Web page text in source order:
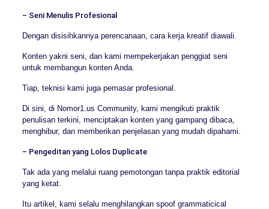
– Seni Menulis Profesional
Dengan disisihkannya perencanaan, cara kerja kreatif diawali.
Konten yakni seni, dan kami mempekerjakan penggiat seni
untuk membangun konten Anda.
Tiap, teknisi kami juga pemasar profesional.
Di sini, di Nomor1.us Community, kami mengikuti praktik
penulisan terkini, menciptakan konten yang gampang dibaca,
menghibur, dan memberikan penjelasan yang mudah dipahami.
– Pengeditan yang Lolos Duplicate
Tak ada yang melalui ruang pemotongan tanpa praktik editorial
yang ketat.
Itu artikel, kami selalu menghilangkan spoof grammaticical